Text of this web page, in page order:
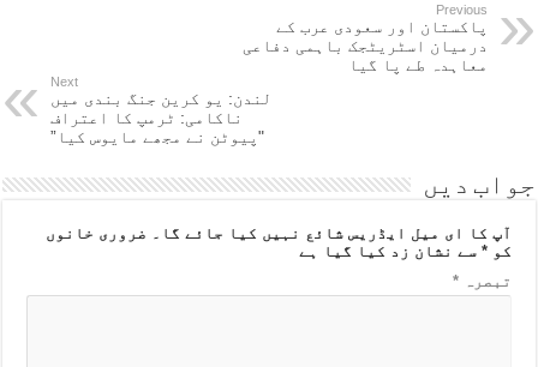
Previous
پاکستان اور سعودی عرب کے
درمیان اسٹریٹجک باہمی دفاعی
معاہدہ طے پا گیا
Next
لندن: یو کرین جنگ بندی میں
ناکامی: ٹرمپ کا اعتراف
"پیوٹن نے مجھے مایوس کیا”
جواب دیں
آپ کا ای میل ایڈریس شائع نہیں کیا جائے گا۔
ضروری خانوں
کو* سے نشان زد کیا گیا ہے
تبصرہ*